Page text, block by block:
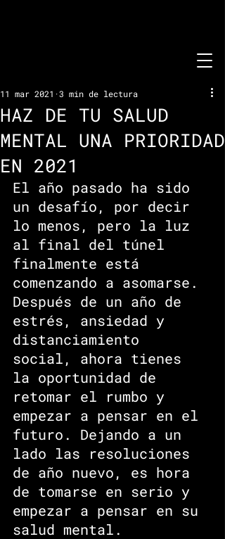
HAZ DE TU SALUD
MENTAL UNA PRIORIDAD
EN 2021
11 mar 2021 3 min de lectura
El año pasado ha sido
un desafío, por decir
lo menos, pero la luz
al final del túnel
finalmente está
comenzando a asomarse.
Después de un año de
estrés, ansiedad y
distanciamiento
social, ahora tienes
la oportunidad de
retomar el rumbo y
empezar a pensar en el
futuro. Dejando a un
lado las resoluciones
de año nuevo, es hora
de tomarse en serio y
empezar a pensar en su
salud mental.